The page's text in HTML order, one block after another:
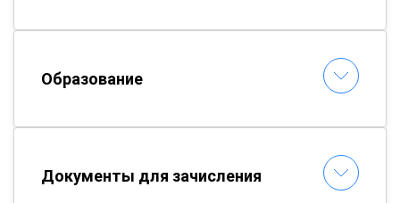
Образование
Документы для зачисления